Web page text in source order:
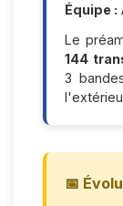
Équipe :
Le
144
3
📅